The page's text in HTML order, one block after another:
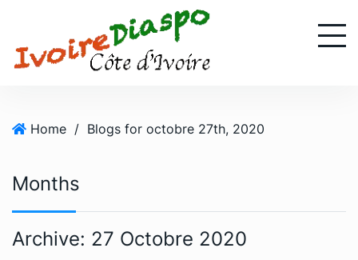
Home / Blogs for octobre 27th, 2020
Months
Archive: 27 Octobre 2020